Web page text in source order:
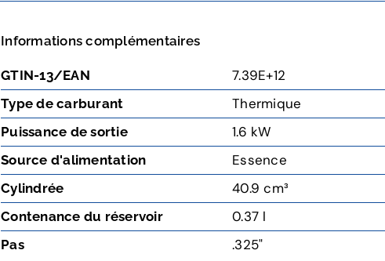
Informations complémentaires
GTIN-13/EAN 7.39E+12
Type de carburant Thermique
Puissance de sortie 1.6 kW
Source d'alimentation Essence
Cylindrée 40.9 cm³
Contenance du réservoir 0.37 l
Pas .325"